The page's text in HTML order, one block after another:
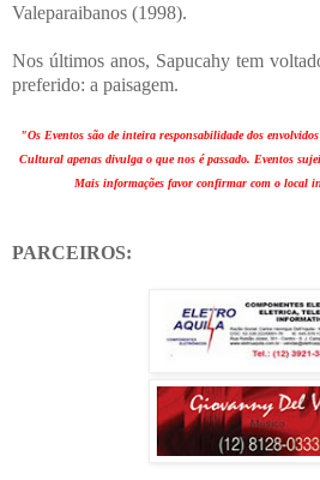
Valeparaibanos (1998).
Nos últimos anos, Sapucahy tem
preferido: a paisagem.
"Os Eventos são de inteira responsabilidade dos
Cultural apenas divulga o que nos é passado. Eventos
Mais informações favor confirmar com o local
PARCEIROS: